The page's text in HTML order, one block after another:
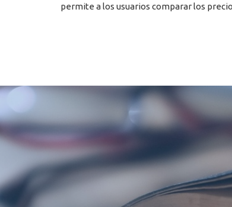
permite a los usuarios comparar los